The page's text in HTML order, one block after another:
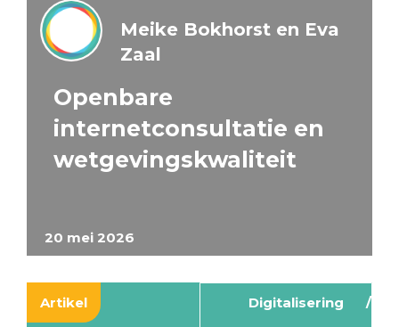
20 mei 2026
Meike Bokhorst en Eva
Zaal
Openbare
internetconsultatie en
wetgevingskwaliteit
Artikel Digitalisering